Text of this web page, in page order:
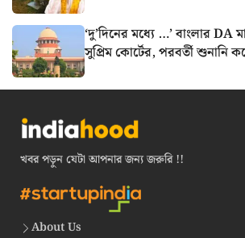
‘দু’দিনের মধ্যে …’ বাংলার DA
সুপ্রিম কোর্টের, পরবর্তী শুনানি
খবর পড়ুন যেটা আপনার জন্য জরুরি !!
About Us